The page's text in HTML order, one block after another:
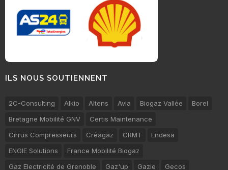
ILS NOUS SOUTIENNENT
2C-Consulting Alkio Altens Avia Biogaz Vallée
Borel
Bretagne Mobilité GNV
Certis Maintenance
Cirrus Compresseurs
Créagaz CRMT
Endesa
ENGIE Solutions
France Mobilité Biogaz
Gaz Electricité de Grenoble
Gaz'up Gazie
Gecos